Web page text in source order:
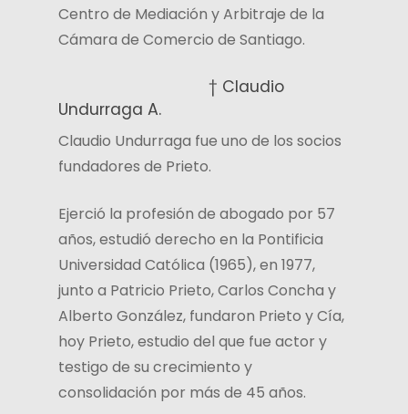
Centro de Mediación y Arbitraje de la
Cámara de Comercio de Santiago.
† Claudio
Undurraga A.
Claudio Undurraga fue uno de los socios
fundadores de Prieto.
Ejerció la profesión de abogado por 57
años, estudió derecho en la Pontificia
Universidad Católica (1965), en 1977,
junto a Patricio Prieto, Carlos Concha y
Alberto González, fundaron Prieto y Cía,
hoy Prieto, estudio del que fue actor y
testigo de su crecimiento y
consolidación por más de 45 años.